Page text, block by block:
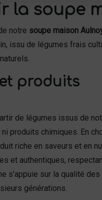
la soupe
notre soupe maison
issu de légumes frais
produits
de légumes issus de
produits chimiques. En
riche en saveurs et en
et authentiques,
s’appuie sur la qualité
générations.